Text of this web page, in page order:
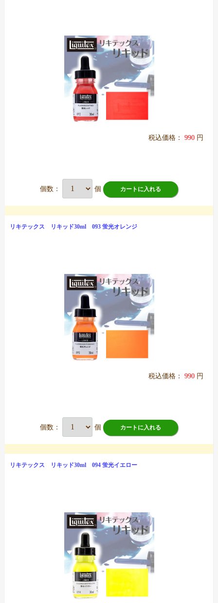
税込価格： 990 円
個数： 個 カートに入れる
リキテックス リキッド30ml 093 蛍光オレンジ
税込価格： 990 円
個数： 個 カートに入れる
リキテックス リキッド30ml 094 蛍光イエロー